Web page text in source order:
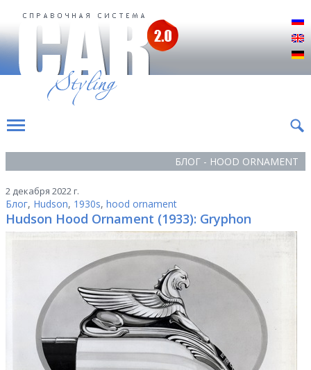
БЛОГ - HOOD ORNAMENT
2 декабря 2022 г.
Блог, Hudson, 1930s, hood ornament
Hudson Hood Ornament (1933): Gryphon